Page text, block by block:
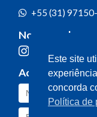
+55 (31)
Nossas redes
Acompanhe o
Este site
concorda
Política de